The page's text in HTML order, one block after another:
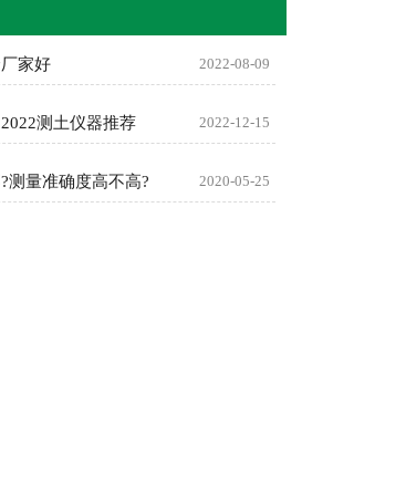
家好 2022-08-09
测土仪器推荐 2022-12-15
测量准确度高不高? 2020-05-25